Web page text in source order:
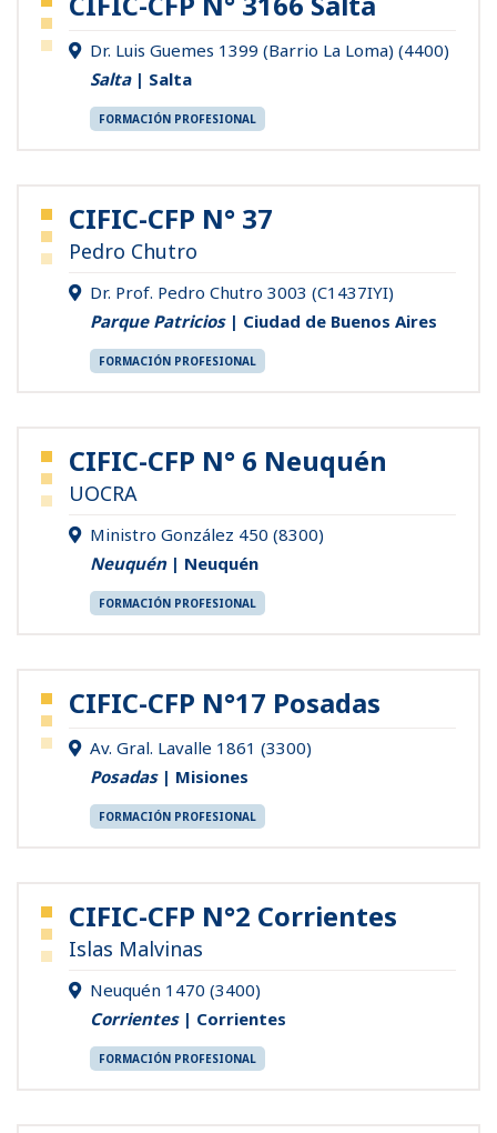
Dr. Luis Guemes 1399 (Barrio La Loma) (4400)
Salta| Salta
FORMACIÓN PROFESIONAL
CIFIC-CFP N° 37
Pedro Chutro
Dr. Prof. Pedro Chutro 3003 (C1437IYI)
Parque Patricios| Ciudad de Buenos Aires
FORMACIÓN PROFESIONAL
CIFIC-CFP N° 6 Neuquén
UOCRA
Ministro González 450 (8300)
Neuquén| Neuquén
FORMACIÓN PROFESIONAL
CIFIC-CFP N°17 Posadas
Av. Gral. Lavalle 1861 (3300)
Posadas| Misiones
FORMACIÓN PROFESIONAL
CIFIC-CFP N°2 Corrientes
Islas Malvinas
Neuquén 1470 (3400)
Corrientes| Corrientes
FORMACIÓN PROFESIONAL